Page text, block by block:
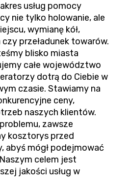
usług pomocy
nie tylko holowanie, ale
wymianę kół,
przeładunek towarów.
blisko miasta
całe województwo
dotrą do Ciebie w
czasie. Stawiamy na
ceny,
naszych klientów.
zawsze
kosztorys przed
abyś mógł podejmować
celem jest
jakości usług w